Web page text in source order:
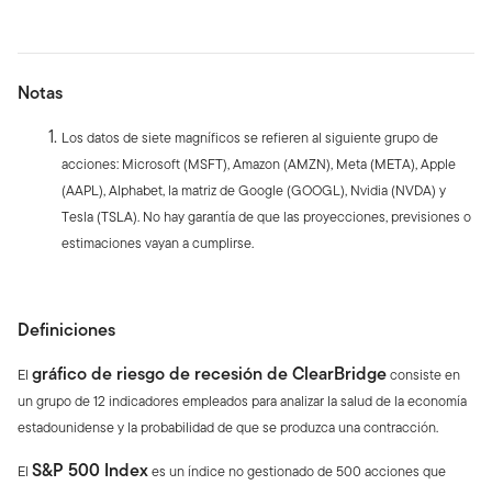
Notas
Los datos de siete magníficos se refieren al siguiente grupo de
acciones: Microsoft (MSFT), Amazon (AMZN), Meta (META), Apple
(AAPL), Alphabet, la matriz de Google (GOOGL), Nvidia (NVDA) y
Tesla (TSLA). No hay garantía de que las proyecciones, previsiones o
estimaciones vayan a cumplirse.
Definiciones
El gráfico de riesgo de recesión de ClearBridgeconsiste en
un grupo de 12 indicadores empleados para analizar la salud de la economía
estadounidense y la probabilidad de que se produzca una contracción.
El S&P 500 Indexes un índice no gestionado de 500 acciones que